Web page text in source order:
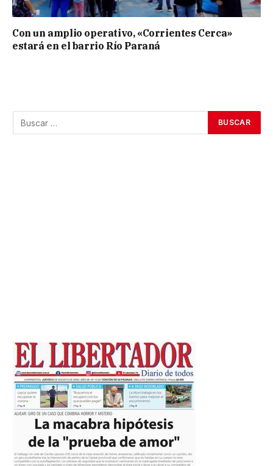
Con un amplio operativo, «Corrientes Cerca»
estará en el barrio Río Paraná